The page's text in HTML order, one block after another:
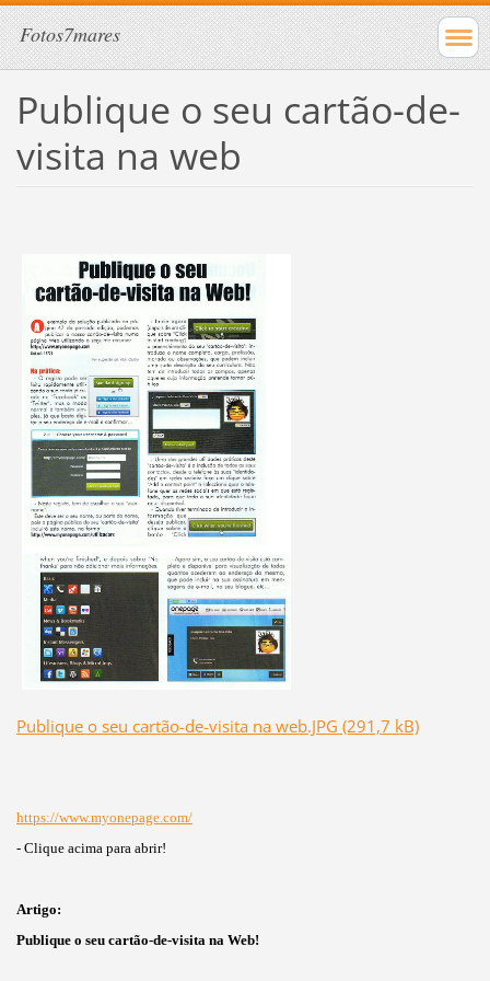
Fotos7mares
Publique o seu cartão-de-
visita na web
Publique o seu cartão-de-visita na web.JPG (291,7 kB)
https://www.myonepage.com/
- Clique acima para abrir!
Artigo:
Publique o seu cartão-de-visita na Web!